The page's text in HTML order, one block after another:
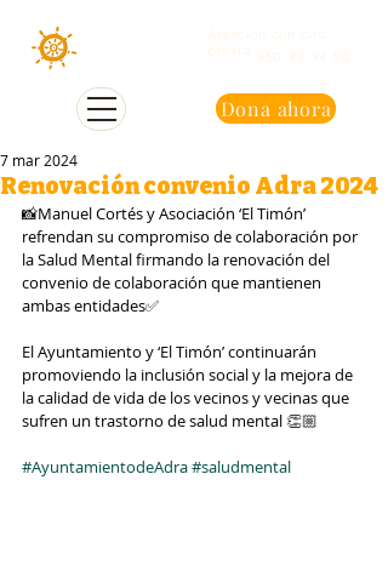
Dona ahora
Renovación convenio Adra 2024
7 mar 2024
📸Manuel Cortés y Asociación ‘El Timón’
refrendan su compromiso de colaboración por
la Salud Mental firmando la renovación del
convenio de colaboración que mantienen
ambas entidades✅
El Ayuntamiento y ‘El Timón’ continuarán
promoviendo la inclusión social y la mejora de
la calidad de vida de los vecinos y vecinas que
sufren un trastorno de salud mental 👏🏼
#AyuntamientodeAdra#saludmental